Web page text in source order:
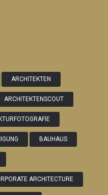
ARCHITEKTEN
ARCHITEKTENSCOUT
BAUHAUS
ARCHITECTURE